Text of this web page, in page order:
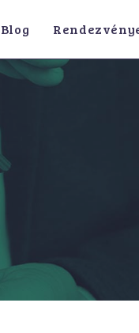
Blog